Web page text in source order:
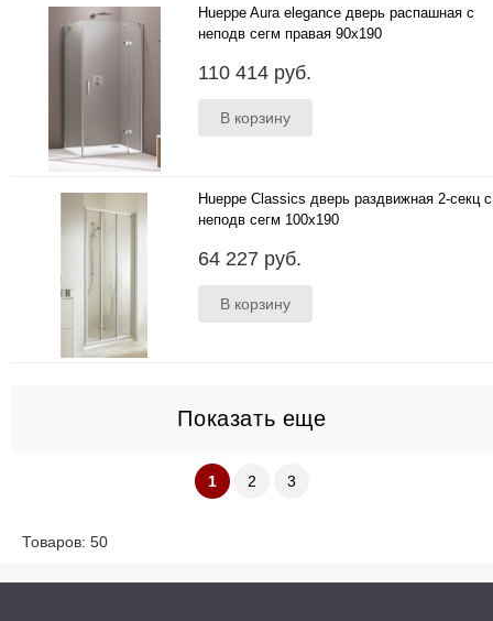
Hueppe Aura elegance дверь распашная с
неподв сегм правая 90x190
110 414 руб.
Hueppe Classics дверь раздвижная 2-секц с
неподв сегм 100x190
64 227 руб.
Показать еще
1 2 3
Товаров: 50